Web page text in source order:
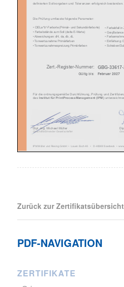
Zurück zur Zertifikatsübersicht
PDF-NAVIGATION
ZERTIFIKATE